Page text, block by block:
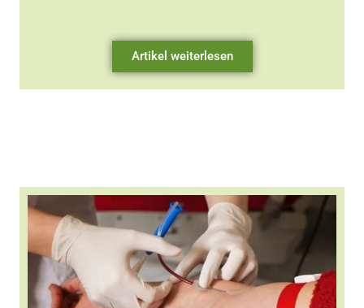
Artikel weiterlesen